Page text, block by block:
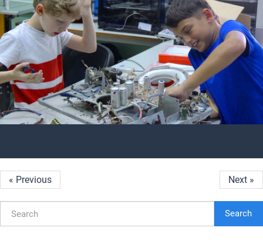
« Previous Next »
Search